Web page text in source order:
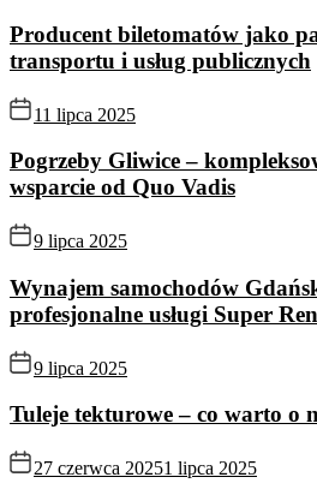
Producent biletomatów jako
transportu i usług publicznych
11 lipca 2025
Pogrzeby Gliwice –
wsparcie od Quo Vadis
9 lipca 2025
Wynajem samochodów
profesjonalne usługi Super
9 lipca 2025
Tuleje tekturowe – co warto o
27 czerwca 20251 lipca 2025